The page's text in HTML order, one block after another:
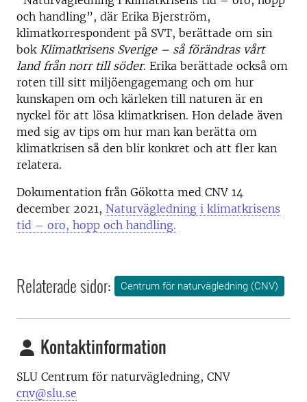
och handling”, där Erika Bjerström,
klimatkorrespondent på SVT, berättade om sin
bok Klimatkrisens Sverige – så förändras vårt
land från norr till söder. Erika berättade också om
roten till sitt miljöengagemang och om hur
kunskapen om och kärleken till naturen är en
nyckel för att lösa klimatkrisen. Hon delade även
med sig av tips om hur man kan berätta om
klimatkrisen så den blir konkret och att fler kan
relatera.
Dokumentation från Gökotta med CNV 14
december 2021, Naturvägledning i klimatkrisens
tid – oro, hopp och handling.
Relaterade sidor: Centrum för naturvägledning (CNV)
Kontaktinformation
SLU Centrum för naturvägledning, CNV
cnv@slu.se